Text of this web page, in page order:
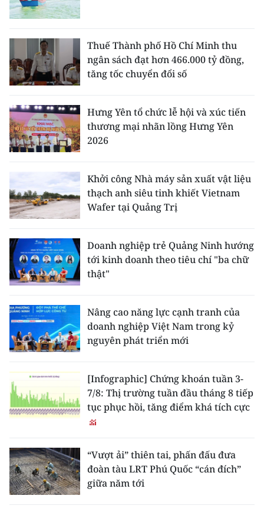
Thuế Thành phố Hồ Chí Minh thu
ngân sách đạt hơn 466.000 tỷ đồng,
tăng tốc chuyển đổi số
Hưng Yên tổ chức lễ hội và xúc tiến
thương mại nhãn lồng Hưng Yên
2026
Khởi công Nhà máy sản xuất vật liệu
thạch anh siêu tinh khiết Vietnam
Wafer tại Quảng Trị
Doanh nghiệp trẻ Quảng Ninh hướng
tới kinh doanh theo tiêu chí "ba chữ
thật"
Nâng cao năng lực cạnh tranh của
doanh nghiệp Việt Nam trong kỷ
nguyên phát triển mới
[Infographic] Chứng khoán tuần 3-
7/8: Thị trường tuần đầu tháng 8 tiếp
tục phục hồi, tăng điểm khá tích cực
“Vượt ải” thiên tai, phấn đấu đưa
đoàn tàu LRT Phú Quốc “cán đích”
giữa năm tới